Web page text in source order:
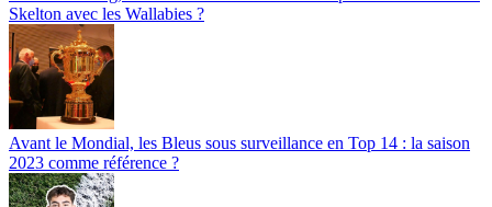
Skelton avec les Wallabies ?
Avant le Mondial, les Bleus sous surveillance en Top 14 : la saison
2023 comme référence ?